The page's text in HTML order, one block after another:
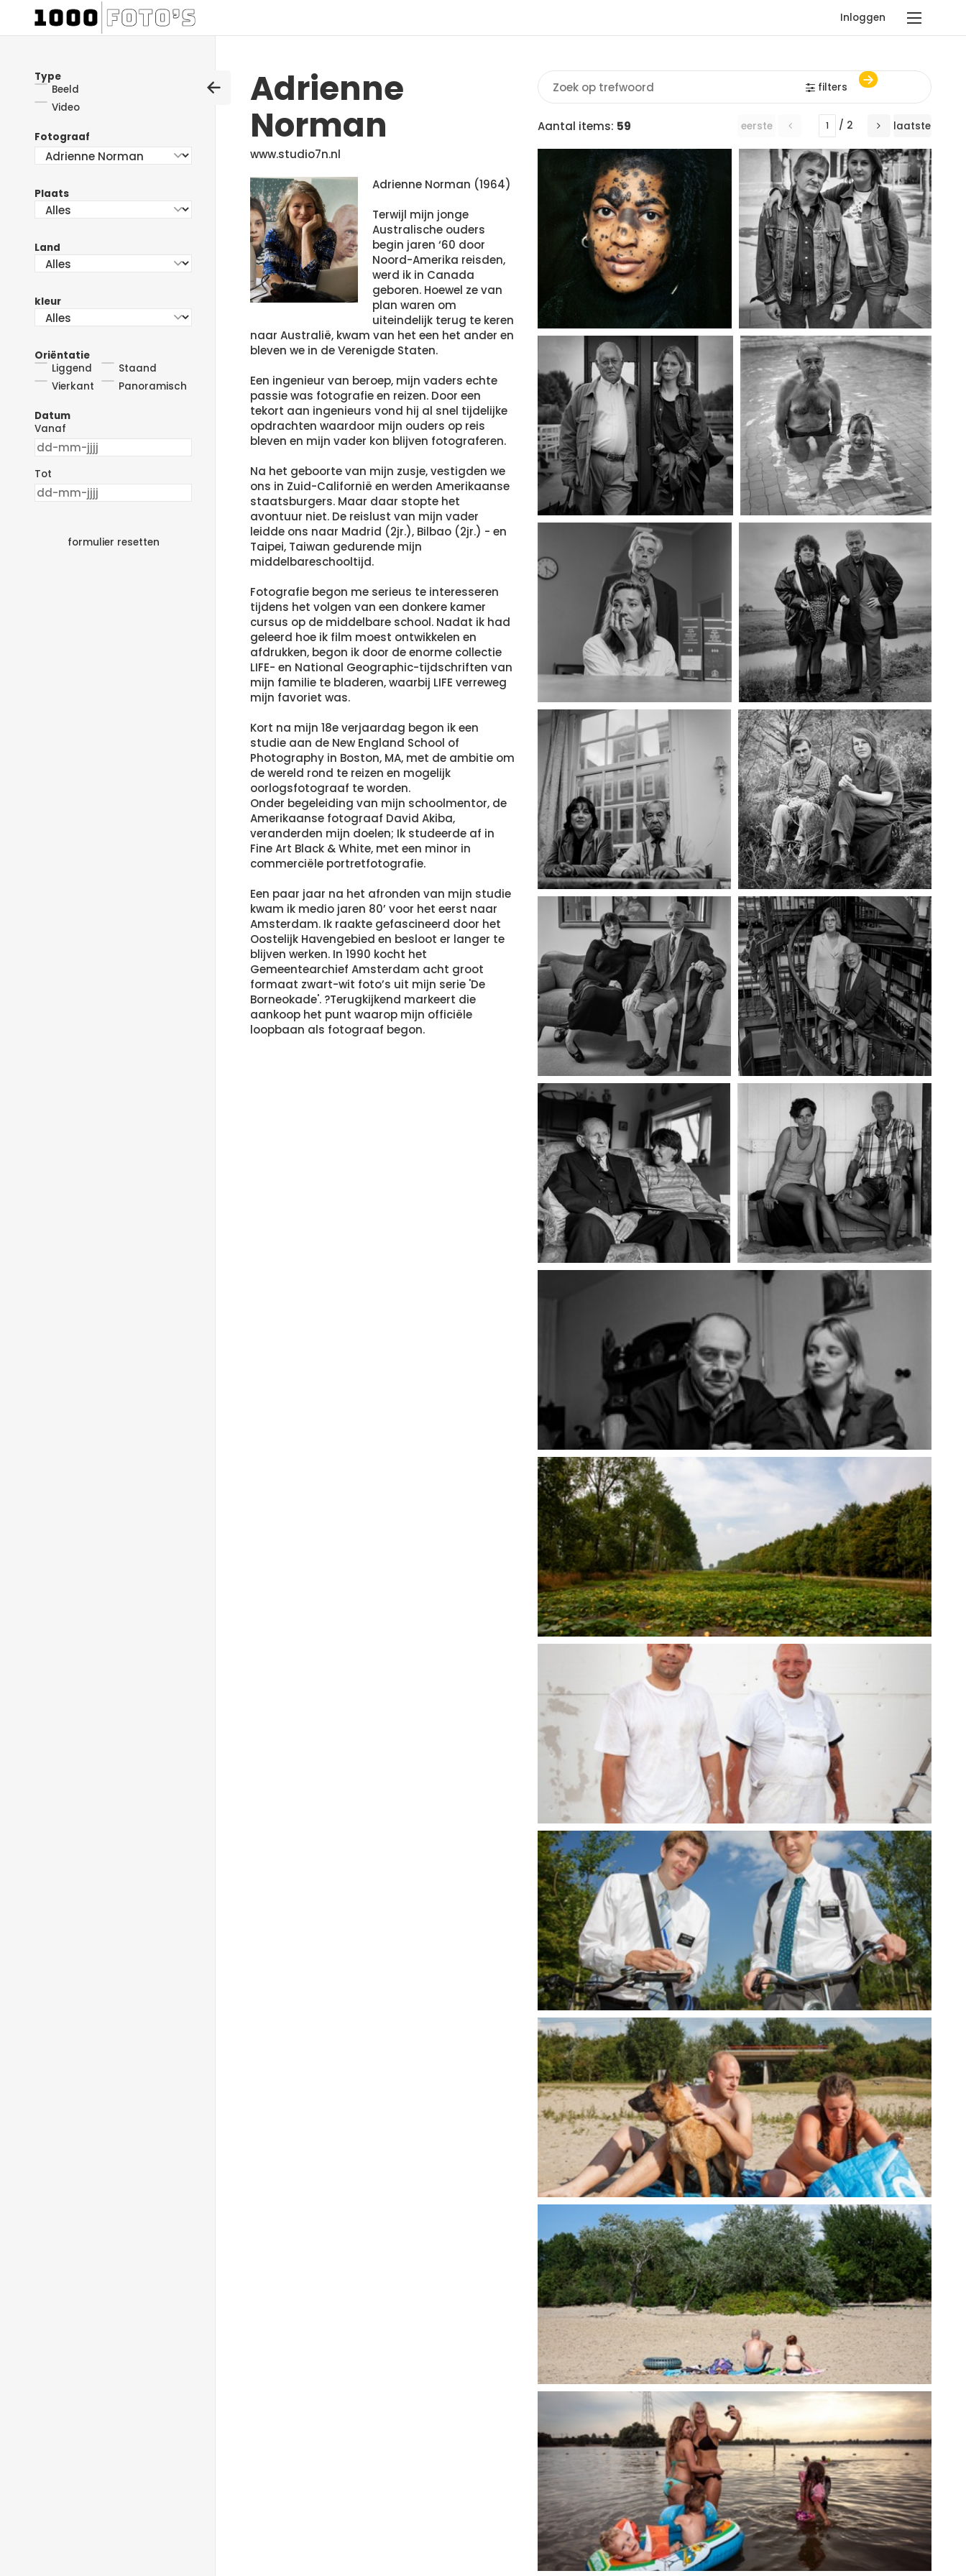
Inloggen
Type
Beeld
Video
Fotograaf
Plaats
Land
kleur
Oriëntatie
Liggend
Staand
Vierkant
Panoramisch
Datum
Vanaf
Tot
formulier resetten
Adrienne
Norman
www.studio7n.nl
Adrienne Norman (1964)
Terwijl mijn jonge
Australische ouders
begin jaren ‘60 door
Noord-Amerika reisden,
werd ik in Canada
geboren. Hoewel ze van
plan waren om
uiteindelijk terug te keren
naar Australië, kwam van het een het ander en
bleven we in de Verenigde Staten.
Een ingenieur van beroep, mijn vaders echte
passie was fotografie en reizen. Door een
tekort aan ingenieurs vond hij al snel tijdelijke
opdrachten waardoor mijn ouders op reis
bleven en mijn vader kon blijven fotograferen.
Na het geboorte van mijn zusje, vestigden we
ons in Zuid-Californië en werden Amerikaanse
staatsburgers. Maar daar stopte het
avontuur niet. De reislust van mijn vader
leidde ons naar Madrid (2jr.), Bilbao (2jr.) - en
Taipei, Taiwan gedurende mijn
middelbareschooltijd.
Fotografie begon me serieus te interesseren
tijdens het volgen van een donkere kamer
cursus op de middelbare school. Nadat ik had
geleerd hoe ik film moest ontwikkelen en
afdrukken, begon ik door de enorme collectie
LIFE- en National Geographic-tijdschriften van
mijn familie te bladeren, waarbij LIFE verreweg
mijn favoriet was.
Kort na mijn 18e verjaardag begon ik een
studie aan de New England School of
Photography in Boston, MA, met de ambitie om
de wereld rond te reizen en mogelijk
oorlogsfotograaf te worden.
Onder begeleiding van mijn schoolmentor, de
Amerikaanse fotograaf David Akiba,
veranderden mijn doelen; Ik studeerde af in
Fine Art Black & White, met een minor in
commerciële portretfotografie.
Een paar jaar na het afronden van mijn studie
kwam ik medio jaren 80’ voor het eerst naar
Amsterdam. Ik raakte gefascineerd door het
Oostelijk Havengebied en besloot er langer te
blijven werken. In 1990 kocht het
Gemeentearchief Amsterdam acht groot
formaat zwart-wit foto’s uit mijn serie 'De
Borneokade'. ?Terugkijkend markeert die
aankoop het punt waarop mijn officiële
loopbaan als fotograaf begon.
filters
Aantal items: 59 eerste / 2 laatste